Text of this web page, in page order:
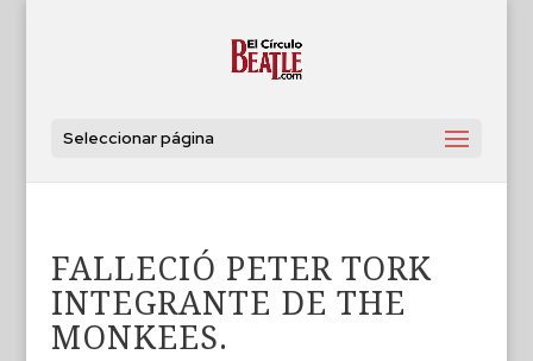
Seleccionar página
FALLECIÓ PETER TORK
INTEGRANTE DE THE
MONKEES.